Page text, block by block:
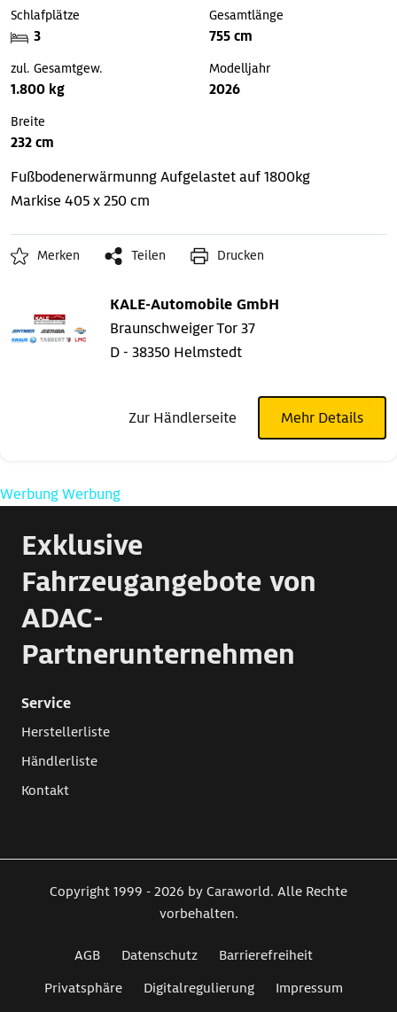
Schlafplätze
3
Gesamtlänge
755 cm
zul. Gesamtgew.
1.800 kg
Modelljahr
2026
Breite
232 cm
FußbodenerwärmunngAufgelastet auf 1800kg
Markise 405 x 250 cm
Merken Teilen Drucken
KALE-Automobile GmbH
Braunschweiger Tor 37
D - 38350 Helmstedt
Zur Händlerseite Mehr Details
WerbungWerbung
Exklusive
Fahrzeugangebote von
ADAC-
Partnerunternehmen
Service
Herstellerliste
Händlerliste
Kontakt
Copyright 1999 - 2026 by Caraworld. Alle Rechte
vorbehalten.
AGB Datenschutz
Barrierefreiheit
Privatsphäre
Digitalregulierung Impressum